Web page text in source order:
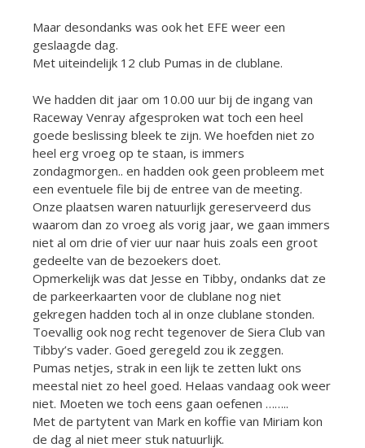
Maar desondanks was ook het EFE weer een
geslaagde dag.
Met uiteindelijk 12 club Pumas in de clublane.
We hadden dit jaar om 10.00 uur bij de ingang van
Raceway Venray afgesproken wat toch een heel
goede beslissing bleek te zijn. We hoefden niet zo
heel erg vroeg op te staan, is immers
zondagmorgen.. en hadden ook geen probleem met
een eventuele file bij de entree van de meeting.
Onze plaatsen waren natuurlijk gereserveerd dus
waarom dan zo vroeg als vorig jaar, we gaan immers
niet al om drie of vier uur naar huis zoals een groot
gedeelte van de bezoekers doet.
Opmerkelijk was dat Jesse en Tibby, ondanks dat ze
de parkeerkaarten voor de clublane nog niet
gekregen hadden toch al in onze clublane stonden.
Toevallig ook nog recht tegenover de Siera Club van
Tibby’s vader. Goed geregeld zou ik zeggen.
Pumas netjes, strak in een lijk te zetten lukt ons
meestal niet zo heel goed. Helaas vandaag ook weer
niet. Moeten we toch eens gaan oefenen ……..
Met de partytent van Mark en koffie van Miriam kon
de dag al niet meer stuk natuurlijk.